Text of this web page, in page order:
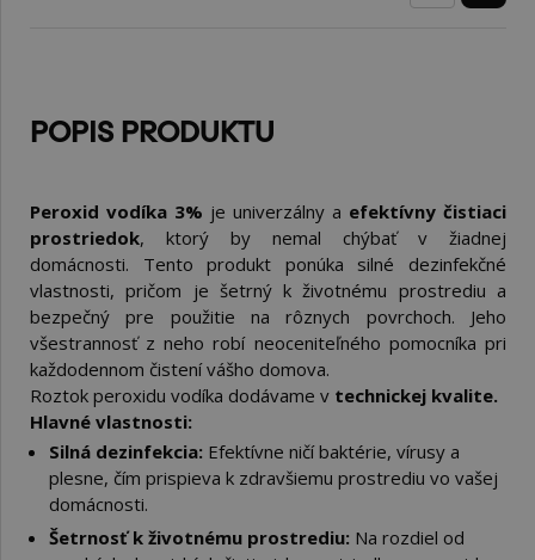
POPIS PRODUKTU
Peroxid vodíka 3% je univerzálny a efektívny čistiaci
prostriedok, ktorý by nemal chýbať v žiadnej
domácnosti. Tento produkt ponúka silné dezinfekčné
vlastnosti, pričom je šetrný k životnému prostrediu a
bezpečný pre použitie na rôznych povrchoch. Jeho
všestrannosť z neho robí neoceniteľného pomocníka pri
každodennom čistení vášho domova.
Roztok peroxidu vodíka dodávame v technickej kvalite.
Hlavné vlastnosti:
Silná dezinfekcia: Efektívne ničí baktérie, vírusy a
plesne, čím prispieva k zdravšiemu prostrediu vo vašej
domácnosti.
Šetrnosť k životnému prostrediu: Na rozdiel od